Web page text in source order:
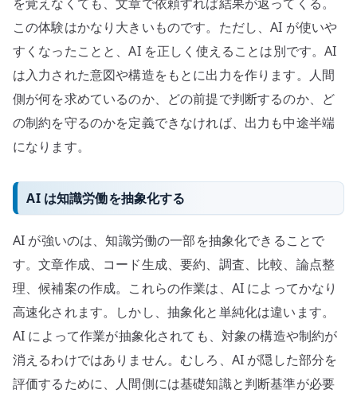
この体験はかなり大きいものです。ただし、AI が使いや
すくなったことと、AI を正しく使えることは別です。AI
は入力された意図や構造をもとに出力を作ります。人間
側が何を求めているのか、どの前提で判断するのか、ど
の制約を守るのかを定義できなければ、出力も中途半端
になります。
AI は知識労働を抽象化する
AI が強いのは、知識労働の一部を抽象化できることで
す。文章作成、コード生成、要約、調査、比較、論点整
理、候補案の作成。これらの作業は、AI によってかなり
高速化されます。しかし、抽象化と単純化は違います。
AI によって作業が抽象化されても、対象の構造や制約が
消えるわけではありません。むしろ、AI が隠した部分を
評価するために、人間側には基礎知識と判断基準が必要